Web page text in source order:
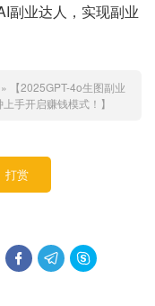
副业达人，实现副业
»
【2025GPT-4o生图副业
手开启赚钱模式！】
打赏
  